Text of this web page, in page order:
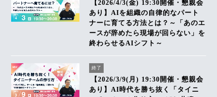
【2026/4/3(金) 19:30開催・懇親会
あり】AIを組織の自律的なパート
ナーに育てる方法とは？～「あのエ
ースが辞めたら現場が回らない」を
終わらせるAIシフト～
終了
【2026/3/9(月) 19:30開催・懇親会
あり】AI時代を勝ち抜く「タイニ